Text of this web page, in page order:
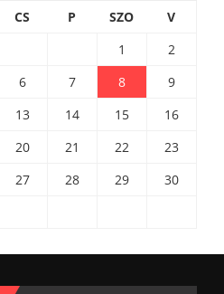
CS P SZO
V
1
2
6 7 8
9
13 14 15
16
20 21 22
23
27 28 29
30